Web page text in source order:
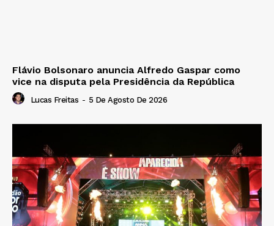
Flávio Bolsonaro anuncia Alfredo Gaspar como
vice na disputa pela Presidência da República
Lucas Freitas - 5 De Agosto De 2026